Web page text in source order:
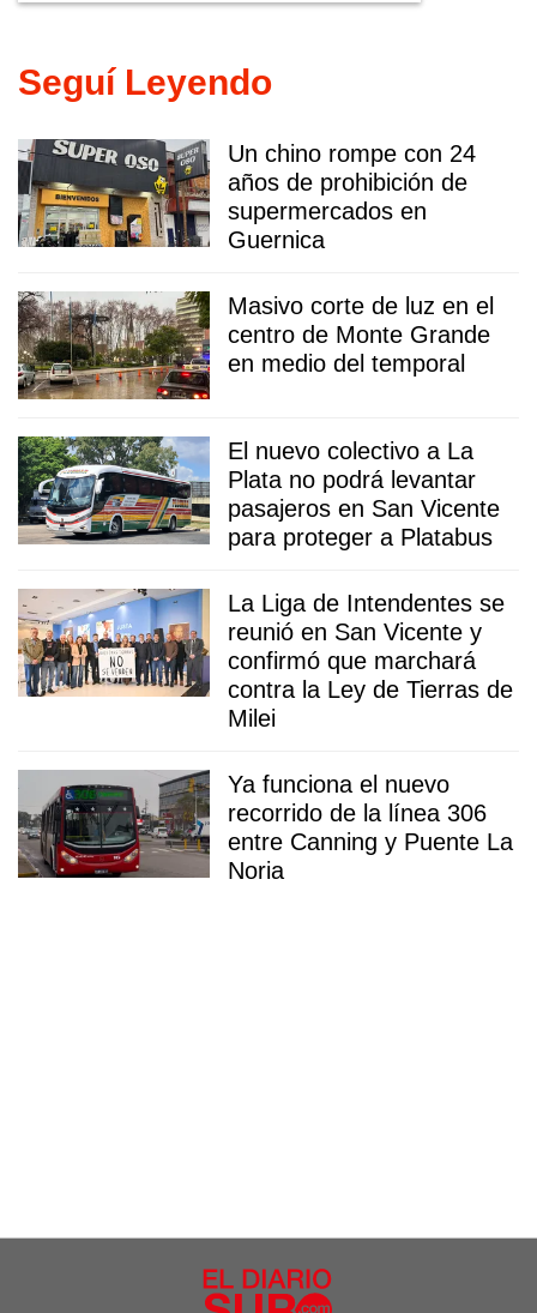
Seguí Leyendo
Un chino rompe con 24
años de prohibición de
supermercados en
Guernica
Masivo corte de luz en el
centro de Monte Grande
en medio del temporal
El nuevo colectivo a La
Plata no podrá levantar
pasajeros en San Vicente
para proteger a Platabus
La Liga de Intendentes se
reunió en San Vicente y
confirmó que marchará
contra la Ley de Tierras de
Milei
Ya funciona el nuevo
recorrido de la línea 306
entre Canning y Puente La
Noria